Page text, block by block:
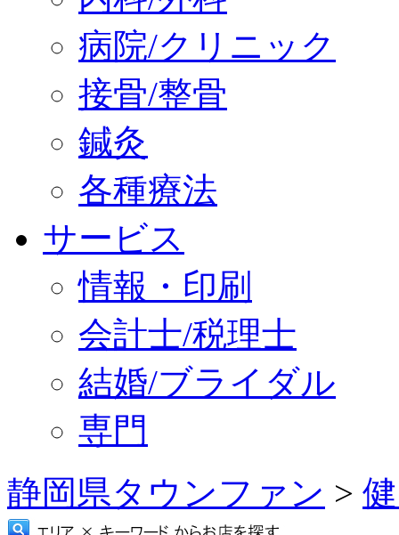
病院/クリニック
接骨/整骨
鍼灸
各種療法
サービス
情報・印刷
会計士/税理士
結婚/ブライダル
専門
静岡県タウンファン >